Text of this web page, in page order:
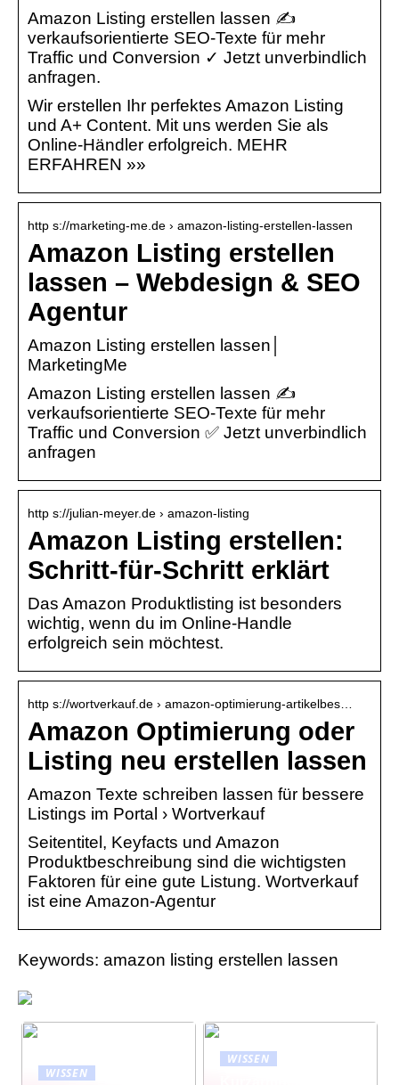
Amazon Listing erstellen lassen ✍
verkaufsorientierte SEO-Texte für mehr
Traffic und Conversion ✓ Jetzt unverbindlich
anfragen.
Wir erstellen Ihr perfektes Amazon Listing
und A+ Content. Mit uns werden Sie als
Online-Händler erfolgreich. MEHR
ERFAHREN »»
http s://marketing-me.de › amazon-listing-erstellen-lassen
Amazon Listing erstellen
lassen – Webdesign & SEO
Agentur
Amazon Listing erstellen lassen│
MarketingMe
Amazon Listing erstellen lassen ✍
verkaufsorientierte SEO-Texte für mehr
Traffic und Conversion ✅ Jetzt unverbindlich
anfragen
http s://julian-meyer.de › amazon-listing
Amazon Listing erstellen:
Schritt-für-Schritt erklärt
Das Amazon Produktlisting ist besonders
wichtig, wenn du im Online-Handle
erfolgreich sein möchtest.
http s://wortverkauf.de › amazon-optimierung-artikelbes…
Amazon Optimierung oder
Listing neu erstellen lassen
Amazon Texte schreiben lassen für bessere
Listings im Portal › Wortverkauf
Seitentitel, Keyfacts und Amazon
Produktbeschreibung sind die wichtigsten
Faktoren für eine gute Listung. Wortverkauf
ist eine Amazon-Agentur
Keywords: amazon listing erstellen lassen
WISSEN
WISSEN